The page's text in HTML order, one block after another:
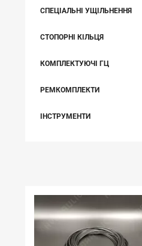
СПЕЦІАЛЬНІ УЩІЛЬНЕННЯ
СТОПОРНІ КІЛЬЦЯ
КОМПЛЕКТУЮЧІ ГЦ
РЕМКОМПЛЕКТИ
ІНСТРУМЕНТИ